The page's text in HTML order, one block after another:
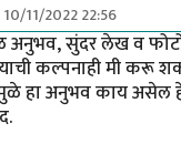
11/2022 22:56
अनुभव, सुंदर लेख व
कल्पनाही मी करू
हा अनुभव काय